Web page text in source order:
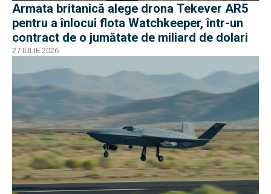
Armata britanică alege drona Tekever AR5
pentru a înlocui flota Watchkeeper, într-un
contract de o jumătate de miliard de dolari
27 IULIE 2026